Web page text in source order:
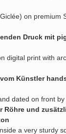
on premium
Druck mit
digital print with
Künstler
dated on front
Röhre und
a very sturdy